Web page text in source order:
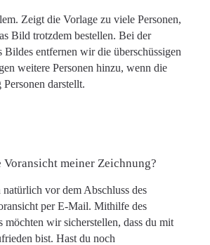
Zeigt die Vorlage zu viele Personen,
Bild trotzdem bestellen. Bei der
Bildes entfernen wir die überschüssigen
weitere Personen hinzu, wenn die
darstellt.
meiner Zeichnung?
natürlich vor dem Abschluss des
per E-Mail. Mithilfe des
möchten wir sicherstellen, dass du mit
bist. Hast du noch